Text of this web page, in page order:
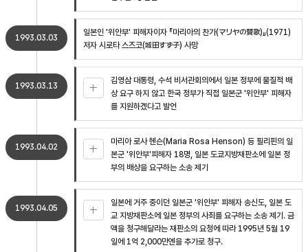
1993.03.03
일본인 '위안부' 피해자이자 『마리아의 찬가(マリヤの賛歌)』(1971)
저자 시로타 스즈코(城田すず子) 사망
1993.03.13
김영삼 대통령, 수석 비서관회의에서 일본 정부에 물질적 배
상 요구 하지 않고 한국 정부가 직접 일본군 '위안부' 피해자
를 지원하겠다고 발언
1993.04.02
마리아 로사 헨슨(Maria Rosa Henson) 등 필리핀의 일
본군 '위안부'피해자 18명, 일본 도쿄지방재판소에 일본 정
부의 배상을 요구하는 소송 제기
1993.04.05
일본에 거주 중이던 일본군 '위안부' 피해자 송신도, 일본 도
교 지방재판소에 일본 정부의 사죄를 요구하는 소송 제기. 금
액을 청구해달라는 재판소의 요청에 따라 1995년 5월 19
일에 1억 2,000만엔을 추가로 청구.